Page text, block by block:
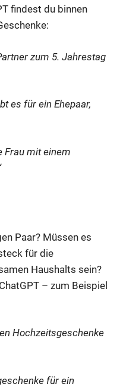
findest du binnen
zum 5. Jahrestag
es für ein Ehepaar,
Frau mit einem
Paar? Müssen es
für die
Haushalts sein?
– zum Beispiel
Hochzeitsgeschenke
für ein